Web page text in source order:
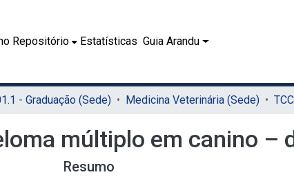
Repositório Estatísticas Guia Arandu
- Graduação (Sede) Medicina Veterinária (Sede)
múltiplo em canino –
Resumo